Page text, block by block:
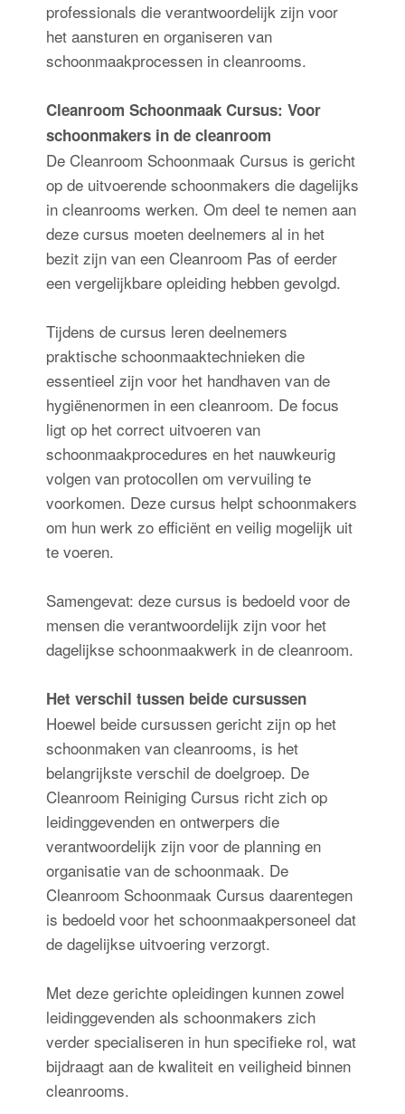
professionals die verantwoordelijk zijn voor
het aansturen en organiseren van
schoonmaakprocessen in cleanrooms.
Cleanroom Schoonmaak Cursus: Voor
schoonmakers in de cleanroom
De Cleanroom Schoonmaak Cursus is gericht
op de uitvoerende schoonmakers die dagelijks
in cleanrooms werken. Om deel te nemen aan
deze cursus moeten deelnemers al in het
bezit zijn van een Cleanroom Pas of eerder
een vergelijkbare opleiding hebben gevolgd.
Tijdens de cursus leren deelnemers
praktische schoonmaaktechnieken die
essentieel zijn voor het handhaven van de
hygiënenormen in een cleanroom. De focus
ligt op het correct uitvoeren van
schoonmaakprocedures en het nauwkeurig
volgen van protocollen om vervuiling te
voorkomen. Deze cursus helpt schoonmakers
om hun werk zo efficiënt en veilig mogelijk uit
te voeren.
Samengevat: deze cursus is bedoeld voor de
mensen die verantwoordelijk zijn voor het
dagelijkse schoonmaakwerk in de cleanroom.
Het verschil tussen beide cursussen
Hoewel beide cursussen gericht zijn op het
schoonmaken van cleanrooms, is het
belangrijkste verschil de doelgroep. De
Cleanroom Reiniging Cursus richt zich op
leidinggevenden en ontwerpers die
verantwoordelijk zijn voor de planning en
organisatie van de schoonmaak. De
Cleanroom Schoonmaak Cursus daarentegen
is bedoeld voor het schoonmaakpersoneel dat
de dagelijkse uitvoering verzorgt.
Met deze gerichte opleidingen kunnen zowel
leidinggevenden als schoonmakers zich
verder specialiseren in hun specifieke rol, wat
bijdraagt aan de kwaliteit en veiligheid binnen
cleanrooms.